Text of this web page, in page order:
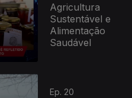
Agricultura
Sustentável e
Alimentação
Saudável
Ep. 20